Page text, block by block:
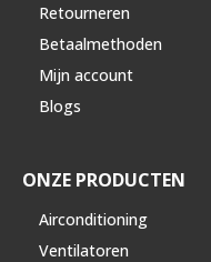
Retourneren
Betaalmethoden
Mijn account
Blogs
ONZE PRODUCTEN
Airconditioning
Ventilatoren